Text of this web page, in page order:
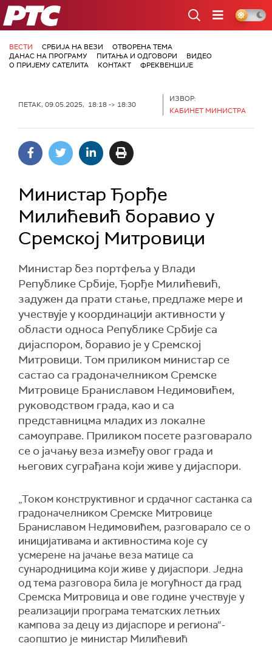
РТС
ВЕСТИ СРБИЈА НА ВЕЗИ
ОТВОРЕНА ТЕМА
ДАНАС НА ПРОГРАМУ
ПИТАЊА И ОДГОВОРИ
ВИДЕО
О ПРИЈЕМУ САТЕЛИТА
КОНТАКТ ФРЕКВЕНЦИЈЕ
ПЕТАК, 09.05.2025, 18:18 -> 18:30
ИЗВОР:
КАБИНЕТ МИНИСТРА
Министар Ђорђе
Милићевић боравио у
Сремској Митровици
Министар без портфеља у Влади
Републике Србије, Ђорђе Милићевић,
задужен да прати стање, предлаже мере и
учествује у координацији активности у
области односа Републике Србије са
дијаспором, боравио је у Сремској
Митровици. Том приликом министар се
састао са градоначелником Сремске
Митровице Браниславом Недимовићем,
руководством града, као и са
представницма младих из локалне
самоуправе. Приликом посете разговарало
се о јачању веза између овог града и
његових суграђана који живе у дијаспори.
„Током конструктивног и срдачног састанка са
градоначелником Сремске Митровице
Браниславом Недимовићем, разговарало се о
иницијативама и активностима које су
усмерене на јачање веза матице са
сународницима који живе у дијаспори. Једна
од тема разговора била је могућност да град
Сремска Митровица и ове године учествује у
реализацији програма тематских летњих
кампова за децу из дијаспоре и региона“-
саопштио је министар Милићевић